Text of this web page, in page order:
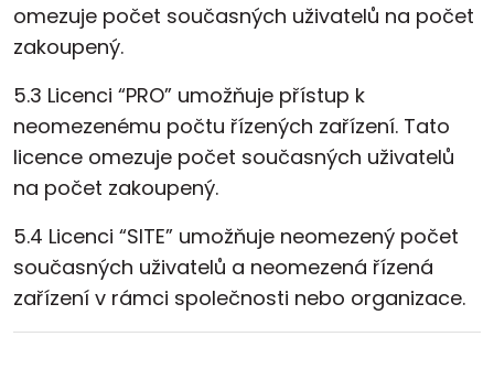
omezuje počet současných uživatelů na počet
zakoupený.
5.3 Licenci “PRO” umožňuje přístup k
neomezenému počtu řízených zařízení. Tato
licence omezuje počet současných uživatelů
na počet zakoupený.
5.4 Licenci “SITE” umožňuje neomezený počet
současných uživatelů a neomezená řízená
zařízení v rámci společnosti nebo organizace.